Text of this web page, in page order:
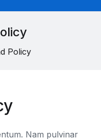
Policy
Nam pulvinar